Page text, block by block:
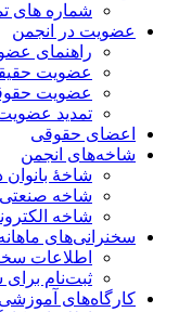
شماره های
عضویت در انجمن
راهنمای
عضویت
عضویت
تمدید عضویت
اعضای حقوقی
شاخه‌های انجمن
شاخۀ بانوان
شاخه صنعتی
شاخه‌
سخنرانی‌های ماهانه
اطلاعات
ثبت‌نام برای
کارگاه‌های آموزشی